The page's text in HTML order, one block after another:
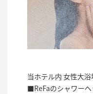
当ホテル内 女性大浴
■ReFaのシャワーヘ